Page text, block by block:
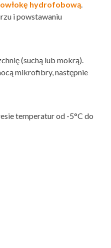
hydrofobową.
i powstawaniu
(suchą lub mokrą).
mikrofibry, następnie
temperatur od -5°C do